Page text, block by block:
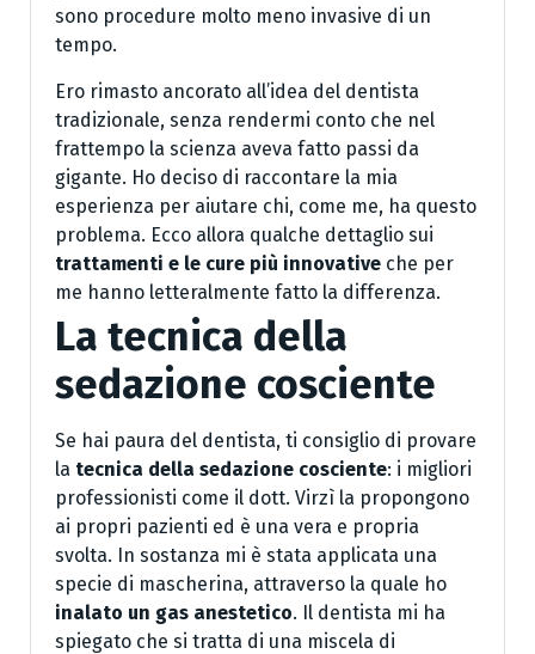
sono procedure molto meno invasive di un
tempo.
Ero rimasto ancorato all’idea del dentista
tradizionale, senza rendermi conto che nel
frattempo la scienza aveva fatto passi da
gigante. Ho deciso di raccontare la mia
esperienza per aiutare chi, come me, ha questo
problema. Ecco allora qualche dettaglio sui
trattamenti e le cure più innovative che per
me hanno letteralmente fatto la differenza.
La tecnica della
sedazione cosciente
Se hai paura del dentista, ti consiglio di provare
la tecnica della sedazione cosciente: i migliori
professionisti come il dott. Virzì la propongono
ai propri pazienti ed è una vera e propria
svolta. In sostanza mi è stata applicata una
specie di mascherina, attraverso la quale ho
inalato un gas anestetico. Il dentista mi ha
spiegato che si tratta di una miscela di